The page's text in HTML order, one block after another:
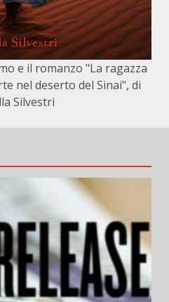
e il romanzo "La ragazza
nel deserto del Sinai", di
Silvestri